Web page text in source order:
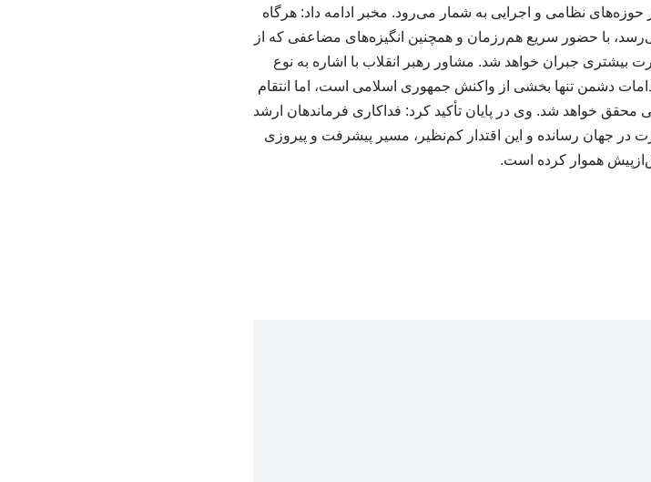
حوزه‌های نظامی و اجرایی به شمار می‌رود. مخبر ادامه داد: هرگاه
با حضور سریع هم‌رزمان و همچنین انگیزه‌های مضاعفی که از
بیشتری جبران خواهد شد. مشاور رهبر انقلاب با اشاره به نوع
دشمن تنها بخشی از واکنش جمهوری اسلامی است، اما انتقام
خواهد شد. وی در پایان تأکید کرد: فداکاری فرماندهان ارشد
در جهان رسانده و این اقتدار کم‌نظیر، مسیر پیشرفت و پیروزی
هموار کرده است.